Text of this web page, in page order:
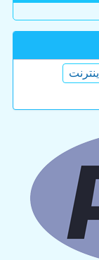
اینترنت